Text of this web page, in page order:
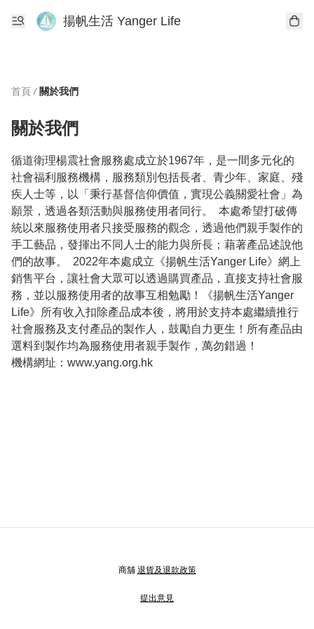
揚帆生活 Yanger Life
首頁 / 關於我們
關於我們
循道衛理楊震社會服務處成立於1967年，是一間多元化的
社會福利服務機構，服務類別包括長者、青少年、家庭、殘
疾人士等，以「秉行基督信仰價值，實現公義關愛社會」為
願景，透過各類活動與服務使用者同行。  本處希望打破傳
統以來服務使用者只接受服務的觀念，透過他們親手製作的
手工藝品，發揮出不同人士的能力與所長；藉著產品述說他
們的故事。  2022年本處成立《揚帆生活Yanger Life》網上
銷售平台，讓社會大眾可以透過購買產品，直接支持社會服
務，並以服務使用者的故事互相勉勵！《揚帆生活Yanger
Life》所有收入扣除產品成本後，將用於支持本處繼續推行
社會服務及支付產品的製作人，鼓勵自力更生！所有產品由
選料到製作均為服務使用者親手製作，萬勿錯過！
機構網址：www.yang.org.hk
商舖 退貨及退款政策
提出意見